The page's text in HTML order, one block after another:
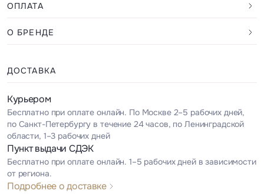
ОПЛАТА
О БРЕНДЕ
ДОСТАВКА
Курьером
Бесплатно при оплате онлайн. По Москве 2–5 рабочих дней,
по Санкт-Петербургу в течение 24 часов, по Ленинградской
области, 1–3 рабочих дней
Пункт выдачи СДЭК
Бесплатно при оплате онлайн. 1–5 рабочих дней в зависимости
от региона.
Подробнее о доставке